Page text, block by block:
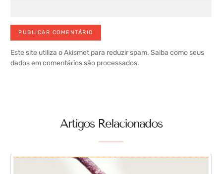
Este site utiliza o Akismet para reduzir spam. Saiba como seus
dados em comentários são processados.
Artigos Relacionados